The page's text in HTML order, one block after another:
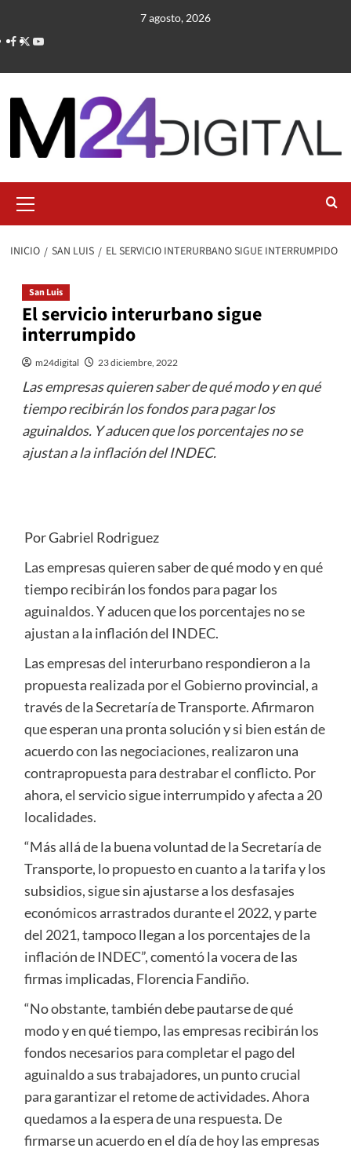
contenido
7 agosto, 2026
primario
INICIO SAN LUIS EL SERVICIO INTERURBANO SIGUE INTERRUMPIDO
San Luis
El servicio interurbano sigue
interrumpido
m24digital 23 diciembre, 2022
Las empresas quieren saber de qué modo y en qué
tiempo recibirán los fondos para pagar los
aguinaldos. Y aducen que los porcentajes no se
ajustan a la inflación del INDEC.
Por Gabriel Rodriguez
Las empresas quieren saber de qué modo y en qué
tiempo recibirán los fondos para pagar los
aguinaldos. Y aducen que los porcentajes no se
ajustan a la inflación del INDEC.
Las empresas del interurbano respondieron a la
propuesta realizada por el Gobierno provincial, a
través de la Secretaría de Transporte. Afirmaron
que esperan una pronta solución y si bien están de
acuerdo con las negociaciones, realizaron una
contrapropuesta para destrabar el conflicto. Por
ahora, el servicio sigue interrumpido y afecta a 20
localidades.
“Más allá de la buena voluntad de la Secretaría de
Transporte, lo propuesto en cuanto a la tarifa y los
subsidios, sigue sin ajustarse a los desfasajes
económicos arrastrados durante el 2022, y parte
del 2021, tampoco llegan a los porcentajes de la
inflación de INDEC”, comentó la vocera de las
firmas implicadas, Florencia Fandiño.
“No obstante, también debe pautarse de qué
modo y en qué tiempo, las empresas recibirán los
fondos necesarios para completar el pago del
aguinaldo a sus trabajadores, un punto crucial
para garantizar el retome de actividades. Ahora
quedamos a la espera de una respuesta. De
firmarse un acuerdo en el día de hoy las empresas